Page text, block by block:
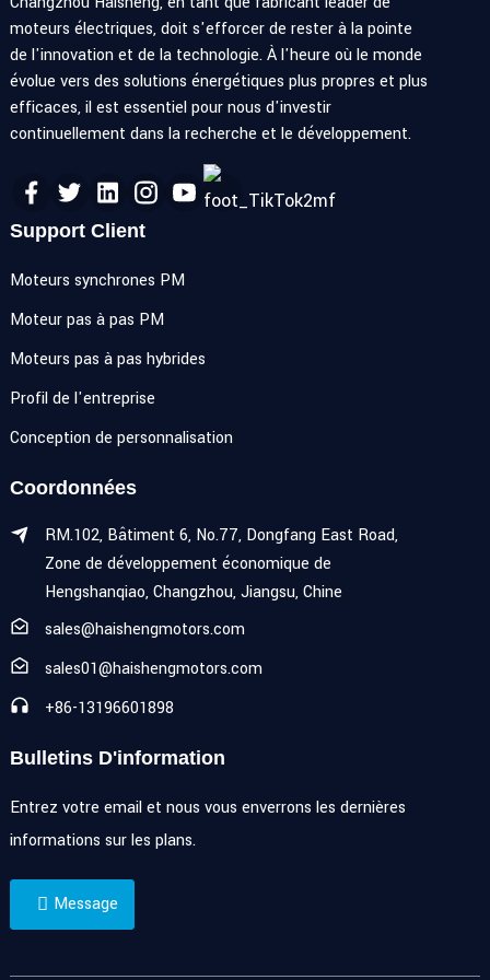
moteurs électriques, doit s'efforcer de rester à la pointe
de l'innovation et de la technologie. À l'heure où le monde
évolue vers des solutions énergétiques plus propres et plus
efficaces, il est essentiel pour nous d'investir
continuellement dans la recherche et le développement.
Support Client
Moteurs synchrones PM
Moteur pas à pas PM
Moteurs pas à pas hybrides
Profil de l'entreprise
Conception de personnalisation
Coordonnées
RM.102, Bâtiment 6, No.77, Dongfang East Road,
Zone de développement économique de
Hengshanqiao, Changzhou, Jiangsu, Chine
sales@haishengmotors.com
sales01@haishengmotors.com
+86-13196601898
Bulletins D'information
Entrez votre email et nous vous enverrons les dernières
informations sur les plans.
Message